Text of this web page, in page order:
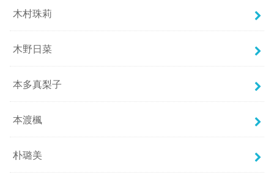
木村珠莉
木野日菜
本多真梨子
本渡楓
朴璐美